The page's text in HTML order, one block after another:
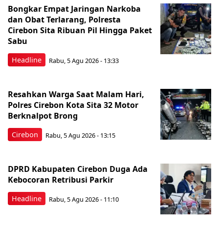
Headline
Bongkar Empat Jaringan Narkoba
dan Obat Terlarang, Polresta
Cirebon Sita Ribuan Pil Hingga Paket
Sabu
Rabu, 5 Agu 2026 - 13:33
Cirebon
Resahkan Warga Saat Malam Hari,
Polres Cirebon Kota Sita 32 Motor
Berknalpot Brong
Rabu, 5 Agu 2026 - 13:15
Headline
DPRD Kabupaten Cirebon Duga Ada
Kebocoran Retribusi Parkir
Rabu, 5 Agu 2026 - 11:10